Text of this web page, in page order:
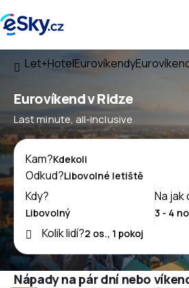
Let+HotelEurovíkendy
Eurovíkend v Ridze
Last minute, all-inclusive
Kam?
Odkud?
Kdy?
Na jak
Kolik lidí?
Nápady na pár dní nebo